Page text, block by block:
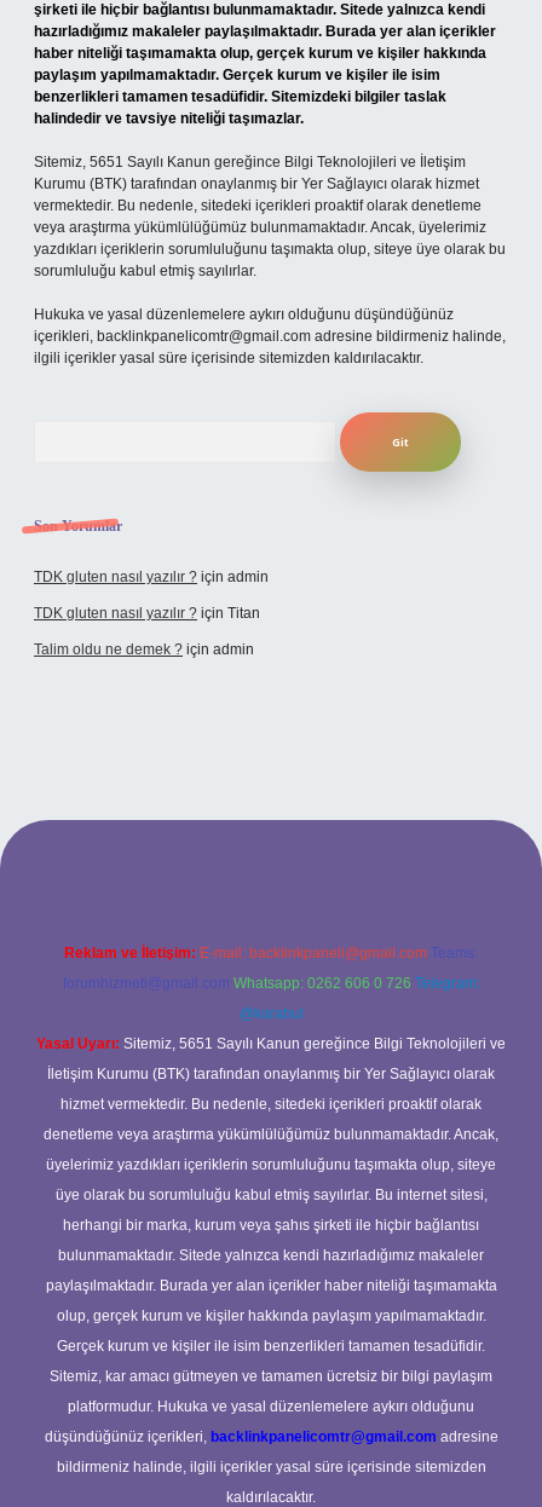
şirketi ile hiçbir bağlantısı bulunmamaktadır. Sitede yalnızca kendi
hazırladığımız makaleler paylaşılmaktadır. Burada yer alan içerikler
haber niteliği taşımamakta olup, gerçek kurum ve kişiler hakkında
paylaşım yapılmamaktadır. Gerçek kurum ve kişiler ile isim
benzerlikleri tamamen tesadüfidir. Sitemizdeki bilgiler taslak
halindedir ve tavsiye niteliği taşımazlar.
Sitemiz, 5651 Sayılı Kanun gereğince Bilgi Teknolojileri ve İletişim
Kurumu (BTK) tarafından onaylanmış bir Yer Sağlayıcı olarak hizmet
vermektedir. Bu nedenle, sitedeki içerikleri proaktif olarak denetleme
veya araştırma yükümlülüğümüz bulunmamaktadır. Ancak, üyelerimiz
yazdıkları içeriklerin sorumluluğunu taşımakta olup, siteye üye olarak bu
sorumluluğu kabul etmiş sayılırlar.
Hukuka ve yasal düzenlemelere aykırı olduğunu düşündüğünüz
içerikleri, backlinkpanelicomtr@gmail.com adresine bildirmeniz halinde,
ilgili içerikler yasal süre içerisinde sitemizden kaldırılacaktır.
Son Yorumlar
TDK gluten nasıl yazılır ? için admin
TDK gluten nasıl yazılır ? için Titan
Talim oldu ne demek ? için admin
giriş
Reklam ve İletişim: E-mail: backlinkpaneli@gmail.com Teams:
forumhizmeti@gmail.com Whatsapp: 0262 606 0 726 Telegram:
@karabul
Yasal Uyarı: Sitemiz, 5651 Sayılı Kanun gereğince Bilgi Teknolojileri ve
İletişim Kurumu (BTK) tarafından onaylanmış bir Yer Sağlayıcı olarak
hizmet vermektedir. Bu nedenle, sitedeki içerikleri proaktif olarak
denetleme veya araştırma yükümlülüğümüz bulunmamaktadır. Ancak,
üyelerimiz yazdıkları içeriklerin sorumluluğunu taşımakta olup, siteye
üye olarak bu sorumluluğu kabul etmiş sayılırlar. Bu internet sitesi,
herhangi bir marka, kurum veya şahıs şirketi ile hiçbir bağlantısı
bulunmamaktadır. Sitede yalnızca kendi hazırladığımız makaleler
paylaşılmaktadır. Burada yer alan içerikler haber niteliği taşımamakta
olup, gerçek kurum ve kişiler hakkında paylaşım yapılmamaktadır.
Gerçek kurum ve kişiler ile isim benzerlikleri tamamen tesadüfidir.
Sitemiz, kar amacı gütmeyen ve tamamen ücretsiz bir bilgi paylaşım
platformudur. Hukuka ve yasal düzenlemelere aykırı olduğunu
düşündüğünüz içerikleri, backlinkpanelicomtr@gmail.com adresine
bildirmeniz halinde, ilgili içerikler yasal süre içerisinde sitemizden
kaldırılacaktır.